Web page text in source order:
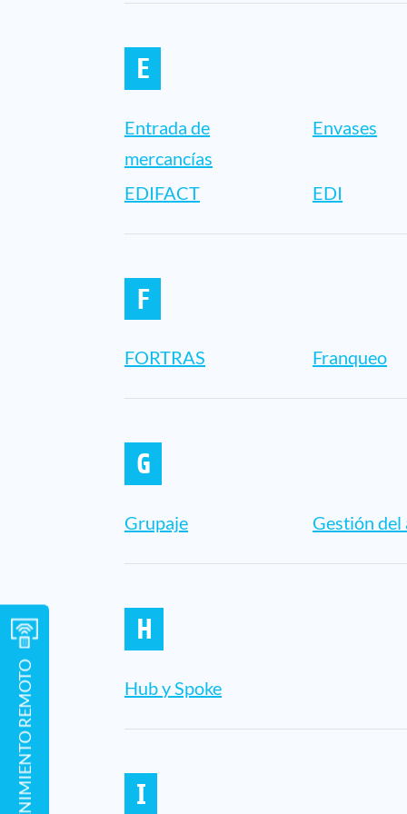
E
Entrada de
mercancías
Envases
EDIFACT EDI
F
FORTRAS Franqueo
G
Grupaje Gestión del
H
Hub y Spoke
I